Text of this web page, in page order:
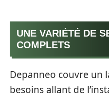
UNE VARIÉTÉ DE
COMPLETS
Depanneo couvre un
besoins allant de